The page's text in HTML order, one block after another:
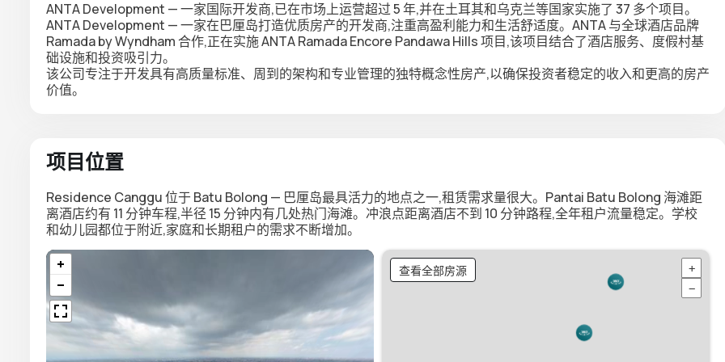
ANTA Development — 一家国际开发商,已在市场上运营超过 5 年,并在土耳其和乌克兰等国家实施了 37 多个项目。
ANTA Development — 一家在巴厘岛打造优质房产的开发商,注重高盈利能力和生活舒适度。ANTA 与全球酒店品牌
Ramada by Wyndham 合作,正在实施 ANTA Ramada Encore Pandawa Hills 项目,该项目结合了酒店服务、度假村基
础设施和投资吸引力。
该公司专注于开发具有高质量标准、周到的架构和专业管理的独特概念性房产,以确保投资者稳定的收入和更高的房产
价值。
项目位置
Residence Canggu 位于 Batu Bolong — 巴厘岛最具活力的地点之一,租赁需求量很大。Pantai Batu Bolong 海滩距
离酒店约有 11 分钟车程,半径 15 分钟内有几处热门海滩。冲浪点距离酒店不到 10 分钟路程,全年租户流量稳定。学校
和幼儿园都位于附近,家庭和长期租户的需求不断增加。
查看全部房源
+
−